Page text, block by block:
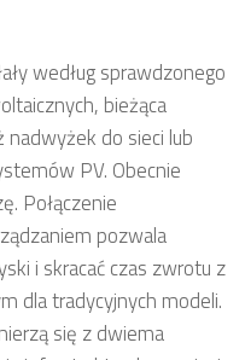
według sprawdzonego
bieżąca
do sieci lub
PV. Obecnie
Połączenie
pozwala
i skracać czas zwrotu z
dla tradycyjnych modeli.
się z dwiema